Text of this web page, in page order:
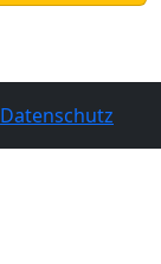
Datenschutz